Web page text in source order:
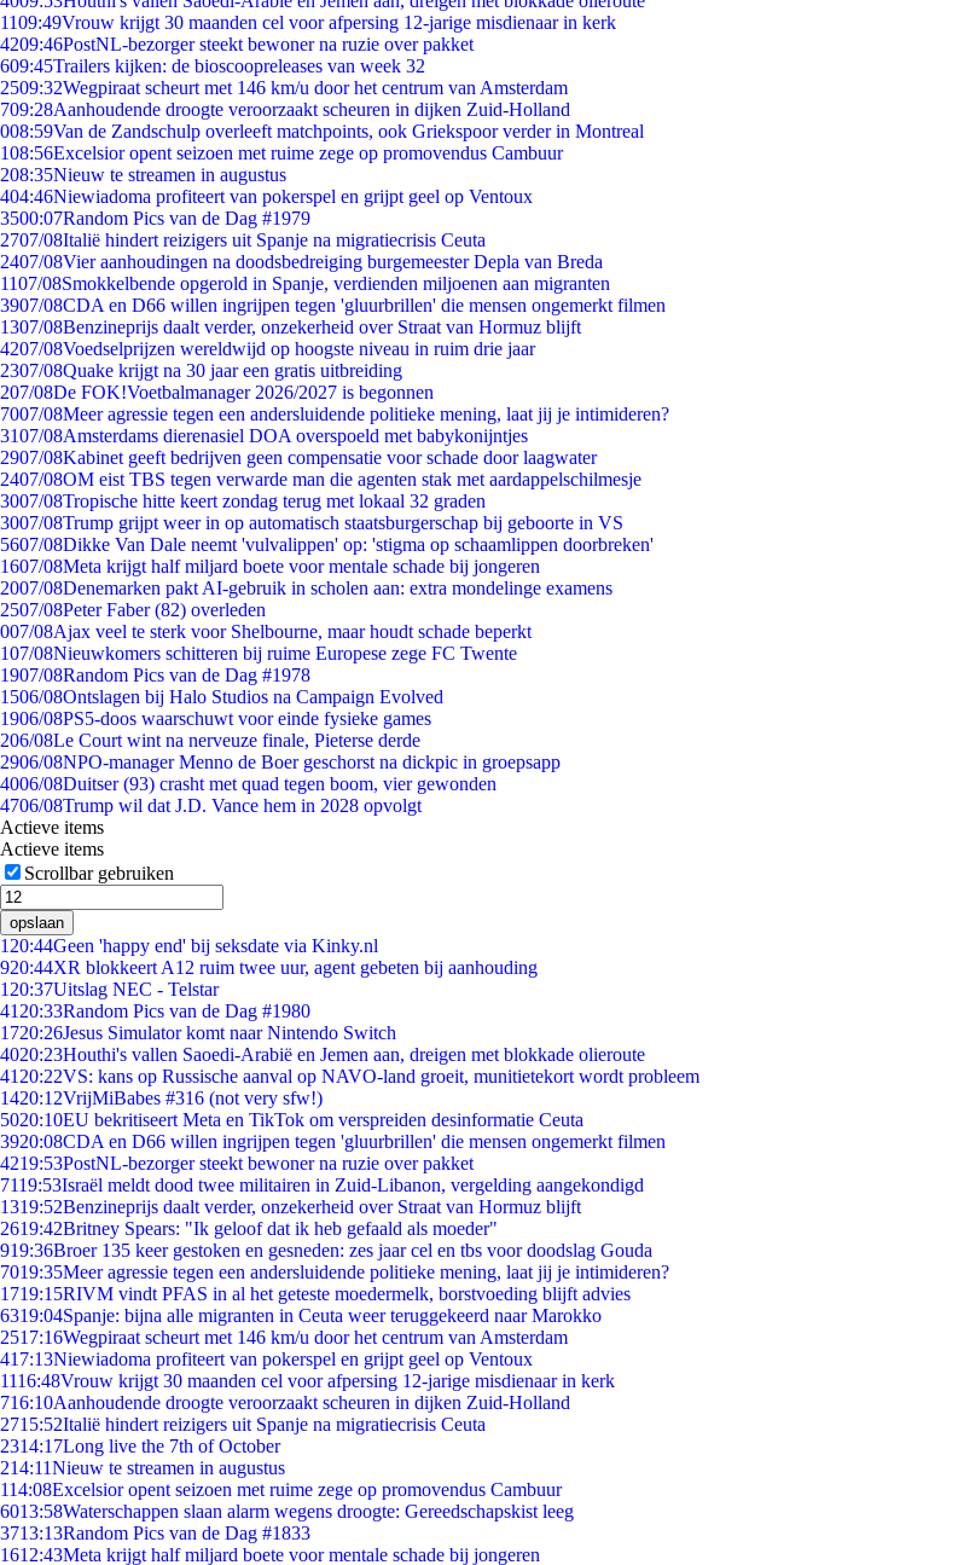
1109:49Vrouw krijgt 30 maanden cel voor afpersing 12-jarige misdienaar in kerk
4209:46PostNL-bezorger steekt bewoner na ruzie over pakket
609:45Trailers kijken: de bioscoopreleases van week 32
2509:32Wegpiraat scheurt met 146 km/u door het centrum van Amsterdam
709:28Aanhoudende droogte veroorzaakt scheuren in dijken Zuid-Holland
008:59Van de Zandschulp overleeft matchpoints, ook Griekspoor verder in Montreal
108:56Excelsior opent seizoen met ruime zege op promovendus Cambuur
208:35Nieuw te streamen in augustus
404:46Niewiadoma profiteert van pokerspel en grijpt geel op Ventoux
3500:07Random Pics van de Dag #1979
2707/08Italië hindert reizigers uit Spanje na migratiecrisis Ceuta
2407/08Vier aanhoudingen na doodsbedreiging burgemeester Depla van Breda
1107/08Smokkelbende opgerold in Spanje, verdienden miljoenen aan migranten
3907/08CDA en D66 willen ingrijpen tegen 'gluurbrillen' die mensen ongemerkt filmen
1307/08Benzineprijs daalt verder, onzekerheid over Straat van Hormuz blijft
4207/08Voedselprijzen wereldwijd op hoogste niveau in ruim drie jaar
2307/08Quake krijgt na 30 jaar een gratis uitbreiding
207/08De FOK!Voetbalmanager 2026/2027 is begonnen
7007/08Meer agressie tegen een andersluidende politieke mening, laat jij je intimideren?
3107/08Amsterdams dierenasiel DOA overspoeld met babykonijntjes
2907/08Kabinet geeft bedrijven geen compensatie voor schade door laagwater
2407/08OM eist TBS tegen verwarde man die agenten stak met aardappelschilmesje
3007/08Tropische hitte keert zondag terug met lokaal 32 graden
3007/08Trump grijpt weer in op automatisch staatsburgerschap bij geboorte in VS
5607/08Dikke Van Dale neemt 'vulvalippen' op: 'stigma op schaamlippen doorbreken'
1607/08Meta krijgt half miljard boete voor mentale schade bij jongeren
2007/08Denemarken pakt AI-gebruik in scholen aan: extra mondelinge examens
2507/08Peter Faber (82) overleden
007/08Ajax veel te sterk voor Shelbourne, maar houdt schade beperkt
107/08Nieuwkomers schitteren bij ruime Europese zege FC Twente
1907/08Random Pics van de Dag #1978
1506/08Ontslagen bij Halo Studios na Campaign Evolved
1906/08PS5-doos waarschuwt voor einde fysieke games
206/08Le Court wint na nerveuze finale, Pieterse derde
2906/08NPO-manager Menno de Boer geschorst na dickpic in groepsapp
4006/08Duitser (93) crasht met quad tegen boom, vier gewonden
4706/08Trump wil dat J.D. Vance hem in 2028 opvolgt
Actieve items
Actieve items
Scrollbar gebruiken
opslaan
1 20:44Geen 'happy end' bij seksdate via Kinky.nl
920:44XR blokkeert A12 ruim twee uur, agent gebeten bij aanhouding
1 20:37Uitslag NEC - Telstar
41 20:33Random Pics van de Dag #1980
1720:26Jesus Simulator komt naar Nintendo Switch
4020:23Houthi's vallen Saoedi-Arabië en Jemen aan, dreigen met blokkade olieroute
41 20:22VS: kans op Russische aanval op NAVO-land groeit, munitietekort wordt probleem
1420:12VrijMiBabes #316 (not very sfw!)
5020:10EU bekritiseert Meta en TikTok om verspreiden desinformatie Ceuta
3920:08CDA en D66 willen ingrijpen tegen 'gluurbrillen' die mensen ongemerkt filmen
4219:53PostNL-bezorger steekt bewoner na ruzie over pakket
7119:53Israël meldt dood twee militairen in Zuid-Libanon, vergelding aangekondigd
1319:52Benzineprijs daalt verder, onzekerheid over Straat van Hormuz blijft
2619:42Britney Spears: "Ik geloof dat ik heb gefaald als moeder"
919:36Broer 135 keer gestoken en gesneden: zes jaar cel en tbs voor doodslag Gouda
7019:35Meer agressie tegen een andersluidende politieke mening, laat jij je intimideren?
1719:15RIVM vindt PFAS in al het geteste moedermelk, borstvoeding blijft advies
6319:04Spanje: bijna alle migranten in Ceuta weer teruggekeerd naar Marokko
2517:16Wegpiraat scheurt met 146 km/u door het centrum van Amsterdam
417:13Niewiadoma profiteert van pokerspel en grijpt geel op Ventoux
1116:48Vrouw krijgt 30 maanden cel voor afpersing 12-jarige misdienaar in kerk
716:10Aanhoudende droogte veroorzaakt scheuren in dijken Zuid-Holland
2715:52Italië hindert reizigers uit Spanje na migratiecrisis Ceuta
2314:17Long live the 7th of October
214:11Nieuw te streamen in augustus
114:08Excelsior opent seizoen met ruime zege op promovendus Cambuur
6013:58Waterschappen slaan alarm wegens droogte: Gereedschapskist leeg
3713:13Random Pics van de Dag #1833
1612:43Meta krijgt half miljard boete voor mentale schade bij jongeren